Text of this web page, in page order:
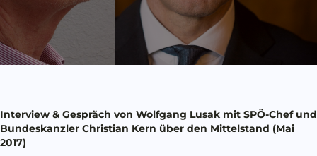
Interview & Gespräch von Wolfgang Lusak mit SPÖ-Chef und
Bundeskanzler Christian Kern über den Mittelstand (Mai
2017)